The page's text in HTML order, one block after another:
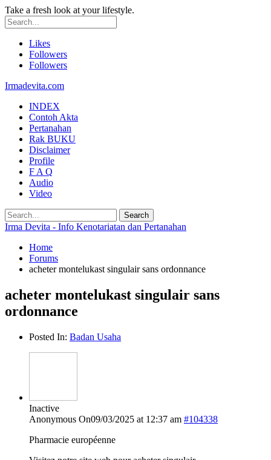
Take a fresh look at your lifestyle.
Likes
Followers
Followers
Irmadevita.com
INDEX
Contoh Akta
Pertanahan
Rak BUKU
Disclaimer
Profile
F A Q
Audio
Video
Irma Devita - Info Kenotariatan dan Pertanahan
Home
Forums
acheter montelukast singulair sans ordonnance
acheter montelukast singulair sans
ordonnance
Posted In: Badan Usaha
Inactive
Anonymous On09/03/2025 at 12:37 am #104338
Pharmacie européenne